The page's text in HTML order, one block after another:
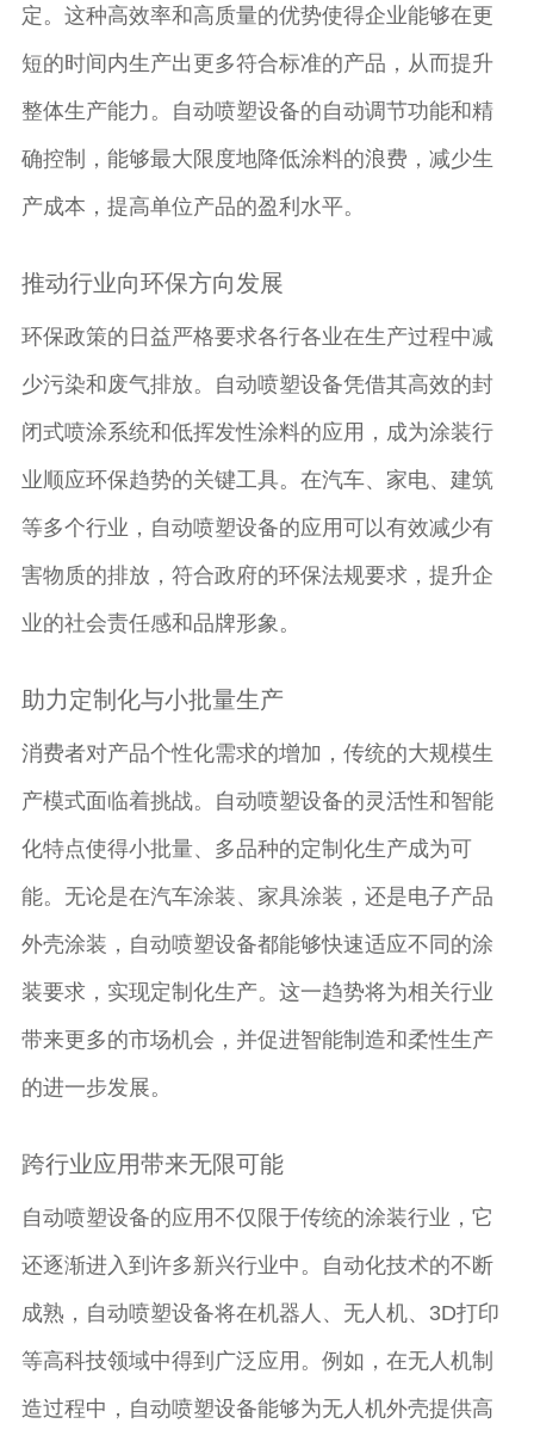
定。这种高效率和高质量的优势使得企业能够在更
短的时间内生产出更多符合标准的产品，从而提升
整体生产能力。自动喷塑设备的自动调节功能和精
确控制，能够最大限度地降低涂料的浪费，减少生
产成本，提高单位产品的盈利水平。
推动行业向环保方向发展
环保政策的日益严格要求各行各业在生产过程中减
少污染和废气排放。自动喷塑设备凭借其高效的封
闭式喷涂系统和低挥发性涂料的应用，成为涂装行
业顺应环保趋势的关键工具。在汽车、家电、建筑
等多个行业，自动喷塑设备的应用可以有效减少有
害物质的排放，符合政府的环保法规要求，提升企
业的社会责任感和品牌形象。
助力定制化与小批量生产
消费者对产品个性化需求的增加，传统的大规模生
产模式面临着挑战。自动喷塑设备的灵活性和智能
化特点使得小批量、多品种的定制化生产成为可
能。无论是在汽车涂装、家具涂装，还是电子产品
外壳涂装，自动喷塑设备都能够快速适应不同的涂
装要求，实现定制化生产。这一趋势将为相关行业
带来更多的市场机会，并促进智能制造和柔性生产
的进一步发展。
跨行业应用带来无限可能
自动喷塑设备的应用不仅限于传统的涂装行业，它
还逐渐进入到许多新兴行业中。自动化技术的不断
成熟，自动喷塑设备将在机器人、无人机、3D打印
等高科技领域中得到广泛应用。例如，在无人机制
造过程中，自动喷塑设备能够为无人机外壳提供高